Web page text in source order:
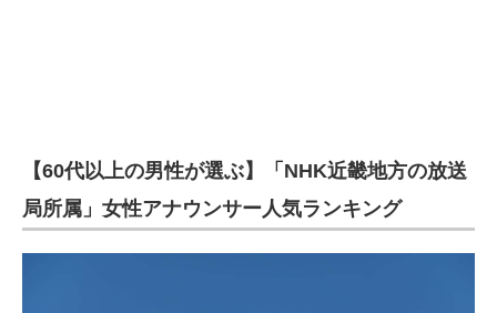
【60代以上の男性が選ぶ】「NHK近畿地方の放送
局所属」女性アナウンサー人気ランキング